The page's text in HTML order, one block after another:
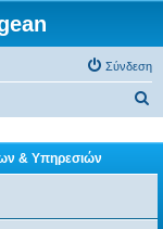
Σύνδεση
ζ
& Υπηρεσιών